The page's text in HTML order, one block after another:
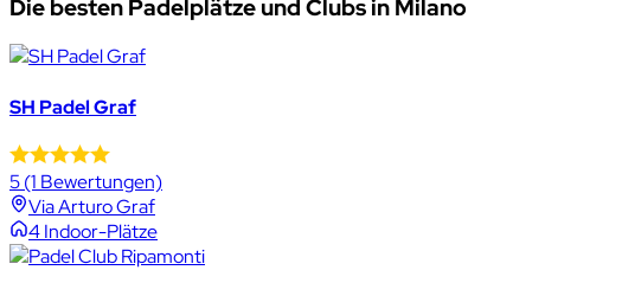
Die besten Padelplätze und Clubs in Milano
SH Padel Graf
5(1 Bewertungen)
Via Arturo Graf
4 Indoor-Plätze